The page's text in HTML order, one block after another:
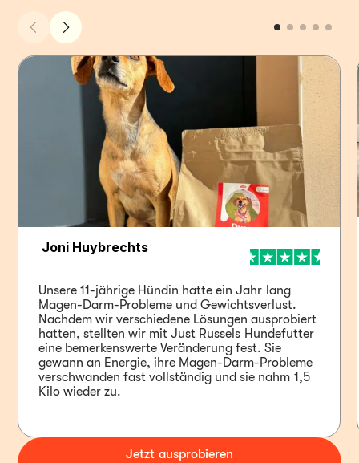
Joni Huybrechts
Unsere 11-jährige Hündin hatte ein Jahr lang
Magen-Darm-Probleme und Gewichtsverlust.
Nachdem wir verschiedene Lösungen ausprobiert
hatten, stellten wir mit Just Russels Hundefutter
eine bemerkenswerte Veränderung fest. Sie
gewann an Energie, ihre Magen-Darm-Probleme
verschwanden fast vollständig und sie nahm 1,5
Kilo wieder zu.
Jetzt ausprobieren